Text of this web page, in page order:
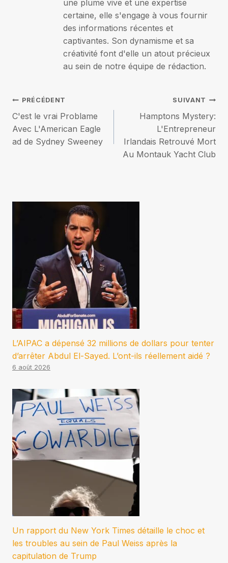
une plume vive et une expertise
certaine, elle s'engage à vous fournir
des informations récentes et
captivantes. Son dynamisme et sa
créativité font d'elle un atout précieux
au sein de notre équipe de rédaction.
Navigation
de
l’article
PRÉCÉDENT
C'est le vrai Problame
Avec L'American Eagle
ad de Sydney Sweeney
SUIVANT
Hamptons Mystery:
L'Entrepreneur
Irlandais Retrouvé Mort
Au Montauk Yacht Club
L’AIPAC a dépensé 32 millions de dollars pour tenter
d’arrêter Abdul El-Sayed. L’ont-ils réellement aidé ?
6 août 2026
Un rapport du New York Times détaille le choc et
les troubles au sein de Paul Weiss après la
capitulation de Trump